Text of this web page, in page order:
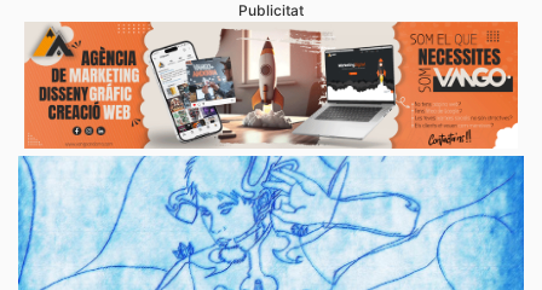
Publicitat